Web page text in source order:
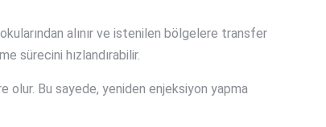
alınır ve istenilen bölgelere transfer
sürecini hızlandırabilir.
olur. Bu sayede, yeniden enjeksiyon yapma